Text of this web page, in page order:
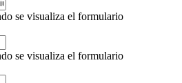
se visualiza el formulario
se visualiza el formulario